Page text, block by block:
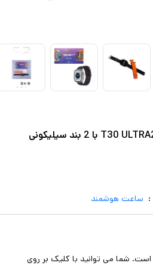
: ساعت هوشمند
است. شما می توانید با کلیک بر روی